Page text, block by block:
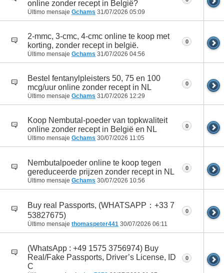
online zonder recept in België?
Último mensaje Gchams 31/07/2026 05:09
2-mmc, 3-cmc, 4-cmc online te koop met
korting, zonder recept in belgië.
Último mensaje Gchams 31/07/2026 04:56
0
Bestel fentanylpleisters 50, 75 en 100
mcg/uur online zonder recept in NL
Último mensaje Gchams 31/07/2026 12:29
0
Koop Nembutal-poeder van topkwaliteit
online zonder recept in België en NL
Último mensaje Gchams 30/07/2026 11:05
0
Nembutalpoeder online te koop tegen
gereduceerde prijzen zonder recept in NL
Último mensaje Gchams 30/07/2026 10:56
0
Buy real Passports, (WHATSAPP：+33 7
53827675)
Último mensaje thomaspeter441 30/07/2026 06:11
0
(WhatsApp : +49 1575 3756974) Buy
Real/Fake Passports, Driver’s License, ID
C
0